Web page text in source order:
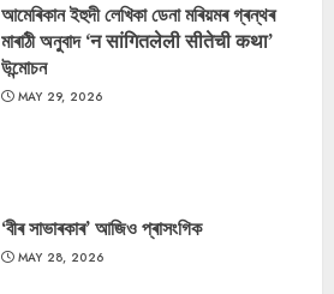
আমেৰিকান ইহুদী লেখিকা ডেনা মৰিয়মৰ গ্ৰন্থৰ
মাৰাঠী অনুবাদ ‘न सांगितलेली सीतेची कथा’
উন্মোচন
MAY 29, 2026
‘বীৰ সাভাৰকাৰ’ আজিও প্ৰাসংগিক
MAY 28, 2026